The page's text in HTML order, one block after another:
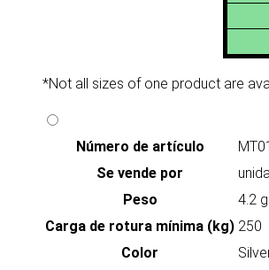
*Not all sizes of one product are
Número de artículo
Se vende por
Peso
4.2
Carga de rotura mínima (kg) 250
Color